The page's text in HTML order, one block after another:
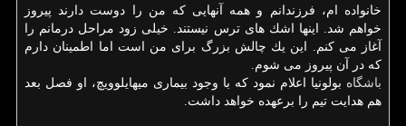
خانواده ام، فرزندانم و همه آنهایی كه من را دوست دارند پیروز
خواهم شد. اینها اشك های ترس نیستند. خیلی زود مراحل درمانم را
آغاز می كنم. این یك چالش بزرگ برای من است اما اطمینان دارم
كه در آن پیروز می شوم.
باشگاه بولونیا اعلام نمود كه با وجود بیماری میهایلوویچ، او فصل بعد
هم هدایت تیم را برعهده خواهد داشت.